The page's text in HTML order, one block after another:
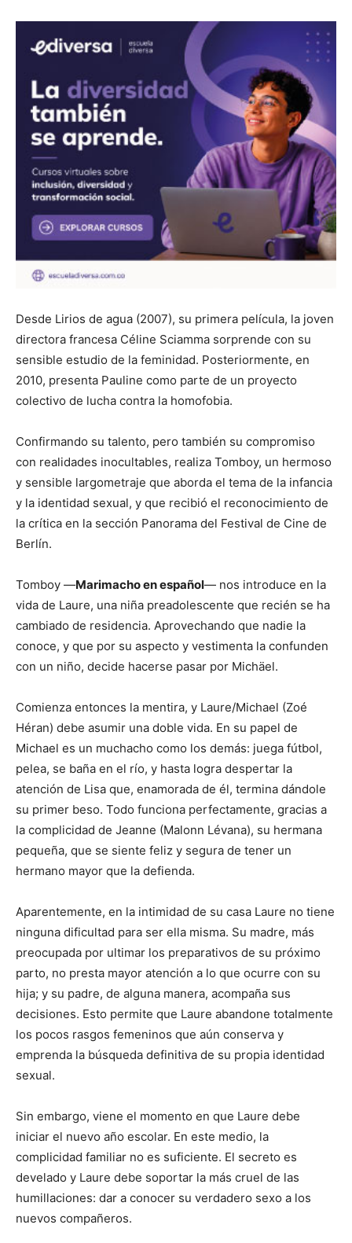
Desde Lirios de agua (2007), su primera película, la joven
directora francesa Céline Sciamma sorprende con su
sensible estudio de la feminidad. Posteriormente, en
2010, presenta Pauline como parte de un proyecto
colectivo de lucha contra la homofobia.
Confirmando su talento, pero también su compromiso
con realidades inocultables, realiza Tomboy, un hermoso
y sensible largometraje que aborda el tema de la infancia
y la identidad sexual, y que recibió el reconocimiento de
la crítica en la sección Panorama del Festival de Cine de
Berlín.
Tomboy —Marimacho en español— nos introduce en la
vida de Laure, una niña preadolescente que recién se ha
cambiado de residencia. Aprovechando que nadie la
conoce, y que por su aspecto y vestimenta la confunden
con un niño, decide hacerse pasar por Michäel.
Comienza entonces la mentira, y Laure/Michael (Zoé
Héran) debe asumir una doble vida. En su papel de
Michael es un muchacho como los demás: juega fútbol,
pelea, se baña en el río, y hasta logra despertar la
atención de Lisa que, enamorada de él, termina dándole
su primer beso. Todo funciona perfectamente, gracias a
la complicidad de Jeanne (Malonn Lévana), su hermana
pequeña, que se siente feliz y segura de tener un
hermano mayor que la defienda.
Aparentemente, en la intimidad de su casa Laure no tiene
ninguna dificultad para ser ella misma. Su madre, más
preocupada por ultimar los preparativos de su próximo
parto, no presta mayor atención a lo que ocurre con su
hija; y su padre, de alguna manera, acompaña sus
decisiones. Esto permite que Laure abandone totalmente
los pocos rasgos femeninos que aún conserva y
emprenda la búsqueda definitiva de su propia identidad
sexual.
Sin embargo, viene el momento en que Laure debe
iniciar el nuevo año escolar. En este medio, la
complicidad familiar no es suficiente. El secreto es
develado y Laure debe soportar la más cruel de las
humillaciones: dar a conocer su verdadero sexo a los
nuevos compañeros.